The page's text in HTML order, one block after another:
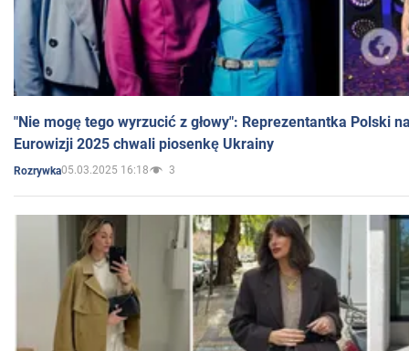
"Nie mogę tego wyrzucić z głowy": Reprezentantka Polski
Eurowizji 2025 chwali piosenkę Ukrainy
Rozrywka05.03.2025 16:18 3